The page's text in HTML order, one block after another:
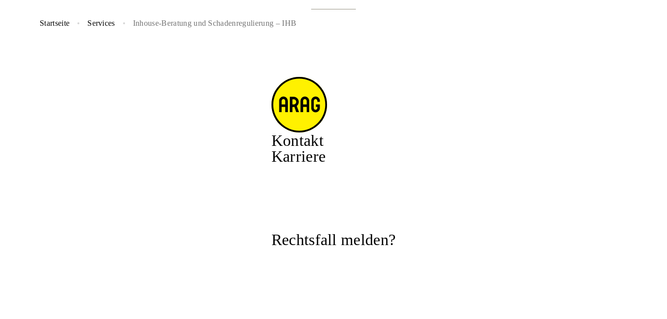
Startseite Services Inhouse-Beratung und Schadenregulierung – IHB
Kontakt
Karriere
Rechtsfall melden?